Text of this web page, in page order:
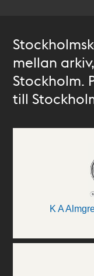
mellan
Stockholm.
till
K A